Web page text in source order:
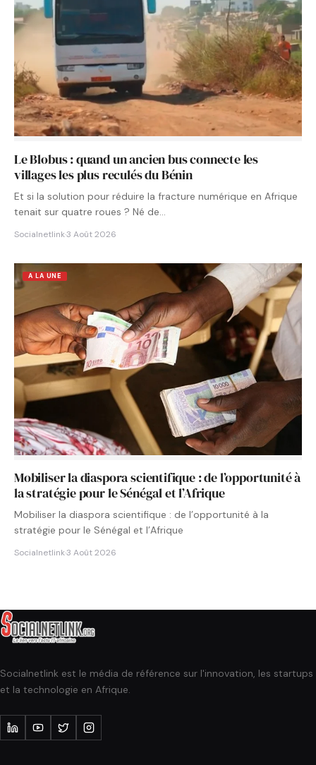
Le Blobus : quand un ancien bus connecte les
villages les plus reculés du Bénin
Et si la solution pour réduire la fracture numérique en Afrique
tenait sur quatre roues ? Né de…
Socialnetlink·3 Août 2026
A LA UNE
Mobiliser la diaspora scientifique : de l’opportunité à
la stratégie pour le Sénégal et l’Afrique
Mobiliser la diaspora scientifique : de l’opportunité à la
stratégie pour le Sénégal et l’Afrique
Socialnetlink·3 Août 2026
Socialnetlink est le média de référence sur l'innovation, les startups
et la technologie en Afrique.